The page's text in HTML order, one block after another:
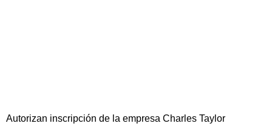
Autorizan inscripción de la empresa Charles Taylor